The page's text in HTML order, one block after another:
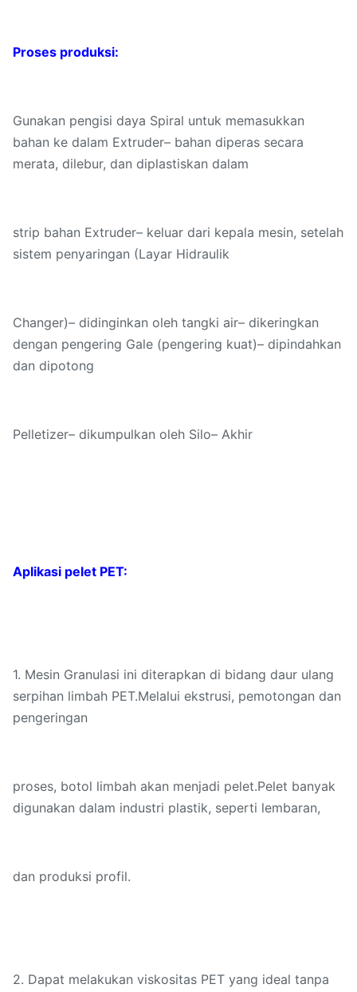
Proses produksi:
Gunakan pengisi daya Spiral untuk memasukkan
bahan ke dalam Extruder– bahan diperas secara
merata, dilebur, dan diplastiskan dalam
strip bahan Extruder– keluar dari kepala mesin, setelah
sistem penyaringan (Layar Hidraulik
Changer)– didinginkan oleh tangki air– dikeringkan
dengan pengering Gale (pengering kuat)– dipindahkan
dan dipotong
Pelletizer– dikumpulkan oleh Silo– Akhir
Aplikasi pelet PET:
1. Mesin Granulasi ini diterapkan di bidang daur ulang
serpihan limbah PET.Melalui ekstrusi, pemotongan dan
pengeringan
proses, botol limbah akan menjadi pelet.Pelet banyak
digunakan dalam industri plastik, seperti lembaran,
dan produksi profil.
2. Dapat melakukan viskositas PET yang ideal tanpa